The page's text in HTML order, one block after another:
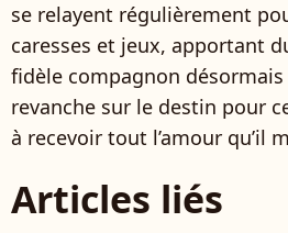
se relayent régulièrement
caresses et jeux, apportant
fidèle compagnon
revanche sur le destin pour
à recevoir tout l’amour qu’il
Articles liés